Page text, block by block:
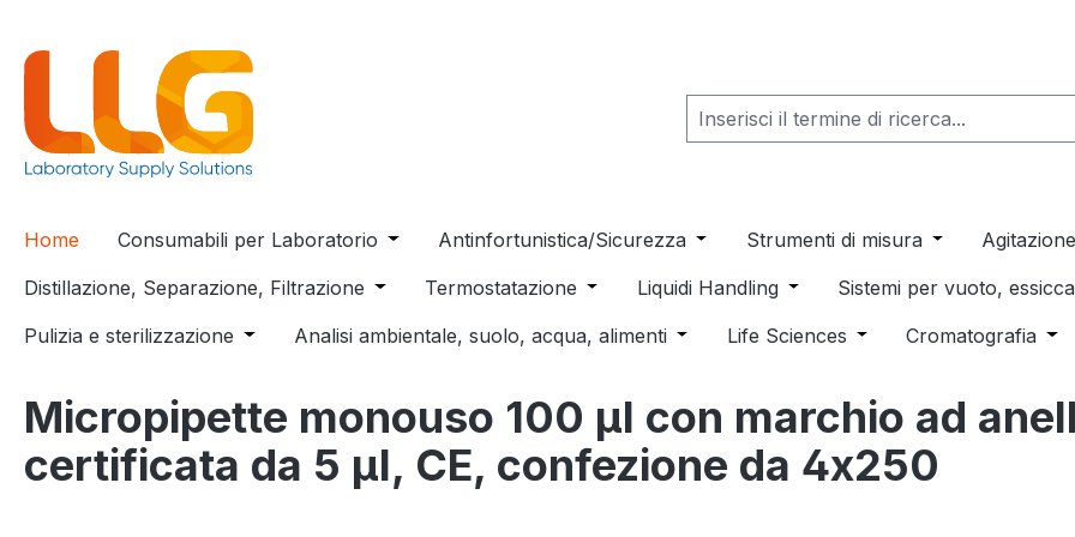
Home Consumabili per Laboratorio Open or close the dropdown menu from the category Consumabili per
Antinfortunistica/Sicurezza Open or close the dropdown menu
Strumenti di misura Open or close
Distillazione, Separazione, Filtrazione Open or close the dropdown menu from the category Distillazione,
Termostatazione Open or close the dropdown menu from the
Liquidi Handling Open or close the dropdown
Sistemi per vuoto,
Pulizia e sterilizzazione Open or close the dropdown menu from the category Pulizia e sterilizzazione
Analisi ambientale, suolo, acqua, alimenti Open or close the dropdown menu from
Life Sciences Open or close the
Cromatografia
Micropipette monouso 100 µl con marchio ad
certificata da 5 µl, CE, confezione da 4x250